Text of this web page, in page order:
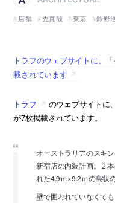
店舗
禿真哉 東京 鈴野
トラフのウェブサイトに、
載されています
トラフ
のウェブサイトに
が7枚掲載されています。
オーストラリアのスキ
新宿店の内装計画。２
れた4.9ｍ×9.2ｍの島状
壁で囲われていなくて